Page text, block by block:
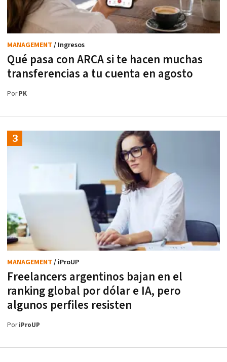
Qué pasa con ARCA si te hacen muchas
transferencias a tu cuenta en agosto
MANAGEMENT / Ingresos
PorPK
Freelancers argentinos bajan en el
ranking global por dólar e IA, pero
algunos perfiles resisten
MANAGEMENT / iProUP
PoriProUP